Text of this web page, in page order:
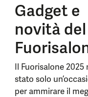
Gadget e
novità del
Il Fuorisalone 2025
stato solo
per ammirare il